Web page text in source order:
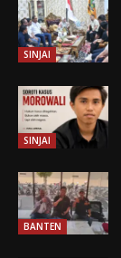
SINJAI
SINJAI
BANTEN